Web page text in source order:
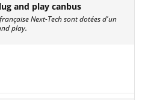
and play canbus
Next-Tech sont dotées d'un
play.